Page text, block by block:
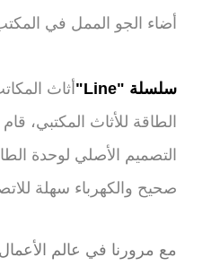
أضاء الجو الممل في
سلسلة "Line"
الطاقة للأثاث المكتبي،
التصميم الأصلي لوحدة
صحيح والكهرباء سهلة
مع مرورنا في عالم